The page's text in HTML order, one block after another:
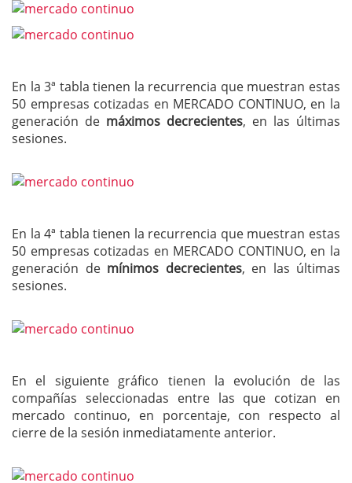
En la 3ª tabla tienen la recurrencia que muestran estas
50 empresas cotizadas en MERCADO CONTINUO, en la
generación de máximos decrecientes, en las últimas
sesiones.
En la 4ª tabla tienen la recurrencia que muestran estas
50 empresas cotizadas en MERCADO CONTINUO, en la
generación de mínimos decrecientes, en las últimas
sesiones.
En el siguiente gráfico tienen la evolución de las
compañías seleccionadas entre las que cotizan en
mercado continuo, en porcentaje, con respecto al
cierre de la sesión inmediatamente anterior.